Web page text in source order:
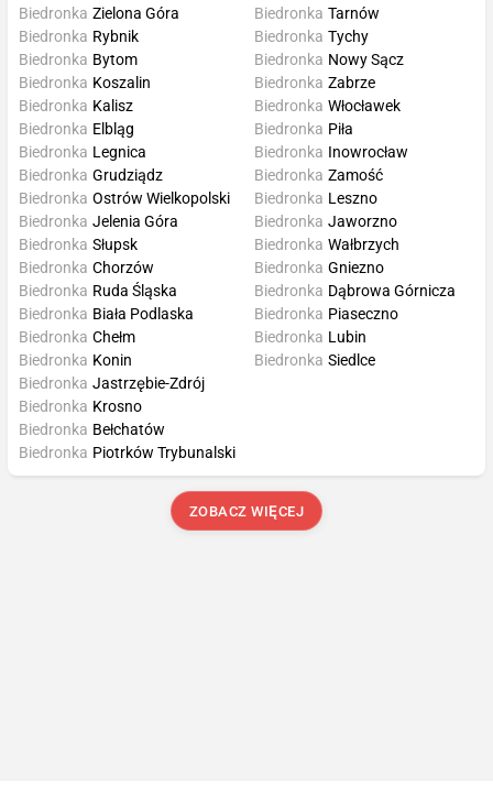
Biedronka Zielona Góra
Biedronka Rybnik
Biedronka Bytom
Biedronka Koszalin
Biedronka Tarnów
Biedronka Tychy
Biedronka Nowy Sącz
Biedronka Zabrze
Biedronka Kalisz
Biedronka Elbląg
Biedronka Legnica
Biedronka Grudziądz
Biedronka Włocławek
Biedronka Piła
Biedronka Inowrocław
Biedronka Zamość
Biedronka Ostrów Wielkopolski
Biedronka Jelenia Góra
Biedronka Słupsk
Biedronka Chorzów
Biedronka Leszno
Biedronka Jaworzno
Biedronka Wałbrzych
Biedronka Gniezno
Biedronka Ruda Śląska
Biedronka Biała Podlaska
Biedronka Chełm
Biedronka Konin
Biedronka Dąbrowa Górnicza
Biedronka Piaseczno
Biedronka Lubin
Biedronka Siedlce
Biedronka Jastrzębie-Zdrój
Biedronka Krosno
Biedronka Bełchatów
Biedronka Piotrków Trybunalski
ZOBACZ WIĘCEJ